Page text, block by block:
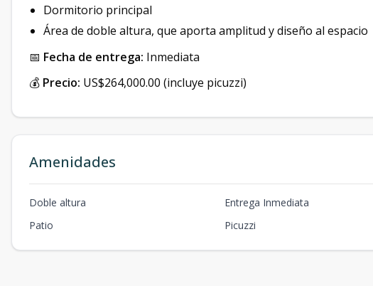
Dormitorio principal
Área de doble altura, que aporta amplitud y diseño al espacio
📅 Fecha de entrega: Inmediata
💰 Precio: US$264,000.00 (incluye picuzzi)
Amenidades
Doble altura Entrega Inmediata
Patio
Picuzzi